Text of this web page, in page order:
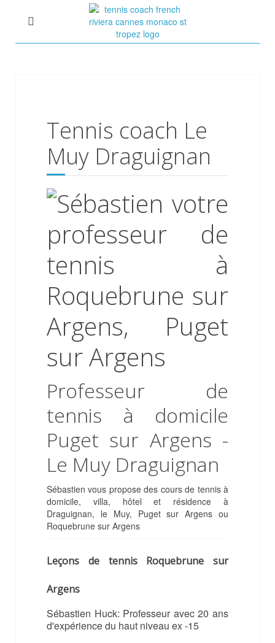
Tennis coach Le
Muy Draguignan
Professeur de
tennis à domicile
Puget sur Argens -
Le Muy Draguignan
Sébastien vous propose des cours de tennis à
domicile, villa, hôtel et résidence à
Draguignan, le Muy, Puget sur Argens ou
Roquebrune sur Argens
Leçons de tennis Roquebrune sur
Argens
Sébastien Huck: Professeur avec 20 ans
d'expérience du haut niveau ex -15